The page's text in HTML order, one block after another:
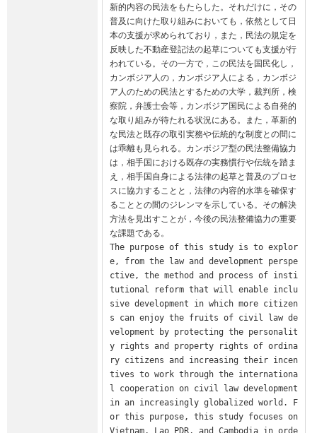
新的内容の民法をもたらした。それだけに，その
普及に向けた取り組みにおいても，依然として日
本の支援が求められており，また，民法の規定を
反映した不動産登記法の起草についても支援が行
われている。その一方で，この民法を国民化し，
カンボジア人の，カンボジア人による，カンボジ
ア人のための民法とするための大学，裁判所，検
察院，弁護士会等，カンボジア国民による自発的
な取り組みが待たれる状況にある。また，革新的
な民法と既存の取引実務や伝統的な制度との間に
は乖離も見られる。カンボジア型の民法整備協力
は，相手国における既存の実務慣行や伝統を踏ま
え，相手国自身による法律の起草と普及のプロセ
スに協力することと，法律の内容的水準を確保す
ることとの間のジレンマを示している。その解決
方法を見出すことが，今後の民法整備協力の重要
な課題である。
The purpose of this study is to explor
e, from the law and development perspe
ctive, the method and process of insti
tutional reform that will enable inclu
sive development in which more citizen
s can enjoy the fruits of civil law de
velopment by protecting the personalit
y rights and property rights of ordina
ry citizens and increasing their incen
tives to work through the internationa
l cooperation on civil law development
in an increasingly globalized world. F
or this purpose, this study focuses on
Vietnam, Lao PDR, and Cambodia in orde